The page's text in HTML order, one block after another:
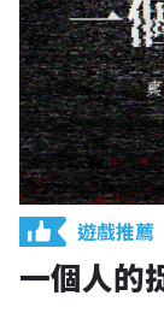
遊戲推薦
一個人的